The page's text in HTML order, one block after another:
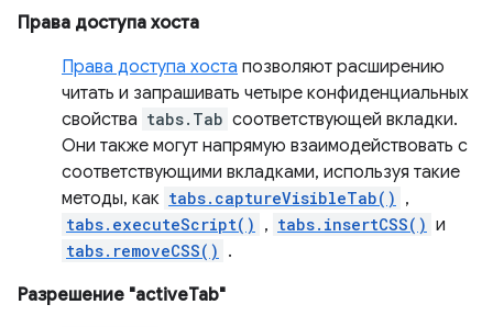
Права доступа хоста
Права доступа хоста позволяют расширению
читать и запрашивать четыре конфиденциальных
свойства tabs.Tab соответствующей вкладки.
Они также могут напрямую взаимодействовать с
соответствующими вкладками, используя такие
методы, как tabs.captureVisibleTab() ,
tabs.executeScript() , tabs.insertCSS() и
tabs.removeCSS() .
Разрешение "activeTab"